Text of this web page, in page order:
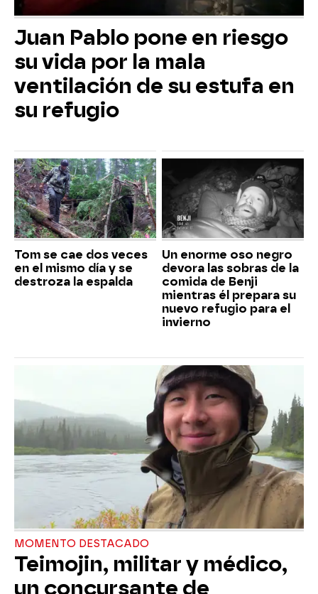
Juan Pablo pone en riesgo
su vida por la mala
ventilación de su estufa en
su refugio
Tom se cae dos veces
en el mismo día y se
destroza la espalda
Un enorme oso negro
devora las sobras de la
comida de Benji
mientras él prepara su
nuevo refugio para el
invierno
MOMENTO DESTACADO
Teimojin, militar y médico,
un concursante de